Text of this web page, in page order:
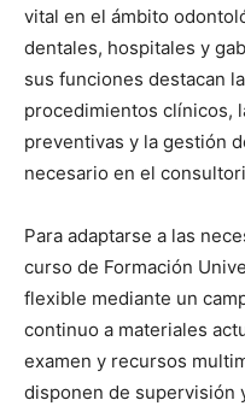
vital en el ámbito
dentales, hospitales y
sus funciones destacan
procedimientos clínicos,
preventivas y la gestión
necesario en el
Para adaptarse a las
curso de Formación
flexible mediante un
continuo a materiales
examen y recursos
disponen de supervisión